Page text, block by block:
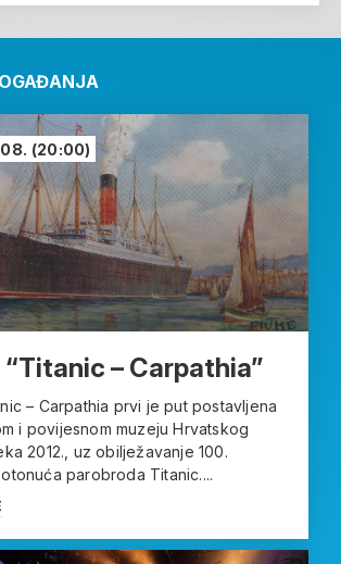
(20:00)
“Titanic – Carpathia”
– Carpathia prvi je put postavljena
i povijesnom muzeju Hrvatskog
2012., uz obilježavanje 100.
parobroda Titanic....